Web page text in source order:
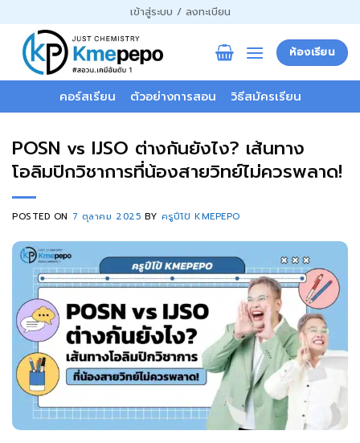
ไป
เนื้อหา
เข้าสู่ระบบ / ลงทะเบียน
ห้องเรียน
คอร์สเรียน ตัวอย่างการสอน วิธีสมัครเรียน
POSN vs IJSO ต่างกันยังไง? เส้นทาง
โอลิมปิกวิชาการที่น้องสายวิทย์ไม่ควรพลาด!
POSTED ON 7 ตุลาคม 2025 BY ครูปีโป้ KMEPEPO